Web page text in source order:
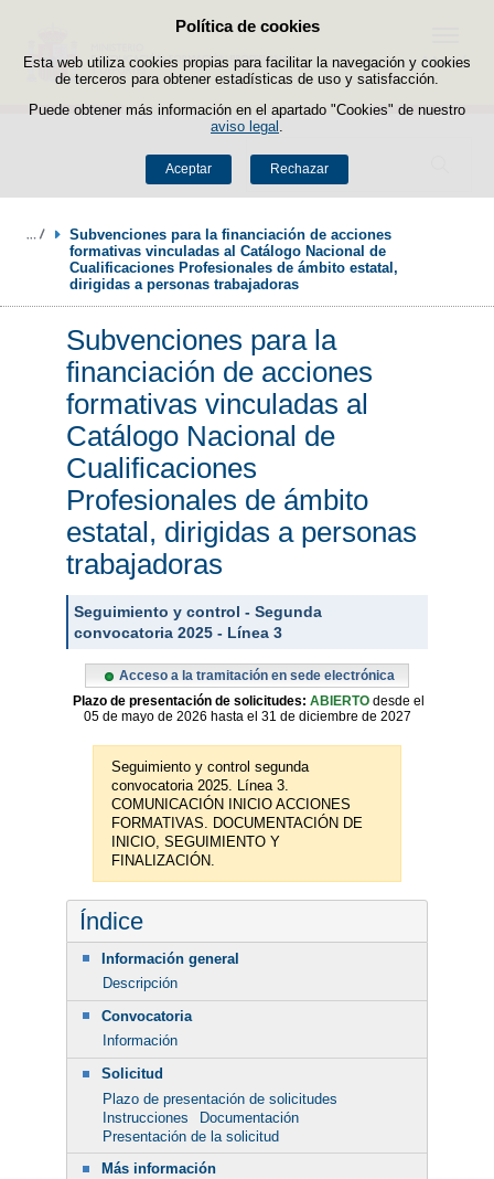
Política de cookies
Esta web utiliza cookies propias para facilitar la navegación y cookies
de terceros para obtener estadísticas de uso y satisfacción.
Puede obtener más información en el apartado "Cookies" de nuestro
aviso legal
Aceptar Rechazar
Saltar al contenido
Buscador
Menú
Subvenciones para la financiación de acciones
formativas vinculadas al Catálogo Nacional de
Cualificaciones Profesionales de ámbito estatal,
dirigidas a personas trabajadoras
Subvenciones para la
financiación de acciones
formativas vinculadas al
Catálogo Nacional de
Cualificaciones
Profesionales de ámbito
estatal, dirigidas a personas
trabajadoras
Seguimiento y control - Segunda
convocatoria 2025 - Línea 3
Acceso a la tramitación en sede electrónica
Plazo de presentación de solicitudes: ABIERTO desde el
05 de mayo de 2026 hasta el 31 de diciembre de 2027
Seguimiento y control segunda
convocatoria 2025. Línea 3.
COMUNICACIÓN INICIO ACCIONES
FORMATIVAS. DOCUMENTACIÓN DE
INICIO, SEGUIMIENTO Y
FINALIZACIÓN.
Índice
Información general
Descripción
Convocatoria
Información
Solicitud
Plazo de presentación de solicitudes
Instrucciones
Documentación
Presentación de la solicitud
Más información